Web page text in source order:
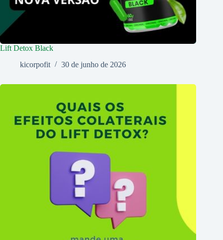
Lift Detox Black
kicorpofit
30 de junho de 2026